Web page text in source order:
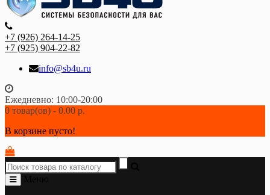
+7 (926) 264-14-25
+7 (925) 904-22-82
info@sb4u.ru
Ежедневно: 10:00-20:00
0 товар(ов) - 0.00 р.
В корзине пусто!